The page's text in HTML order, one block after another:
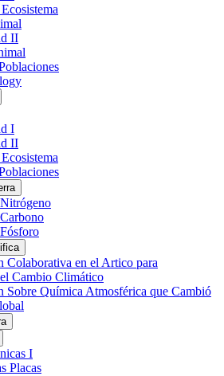
II
I
II
Colaborativa en el Artico para
Cambio Climático
Sobre Química Atmosférica que Cambió
I
Placas